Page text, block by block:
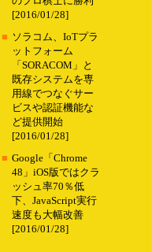
[2016/01/28]
■ ソラコム、IoTプラ
ットフォーム
「SORACOM」と
既存システムを専
用線でつなぐサー
ビスや認証機能な
ど提供開始
[2016/01/28]
■ Google「Chrome
48」iOS版ではクラ
ッシュ率70％低
下、JavaScript実行
速度も大幅改善
[2016/01/28]